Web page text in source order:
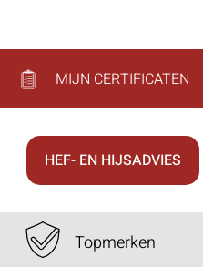
MIJN CERTIFICATEN
HEF- EN HIJSADVIES
Topmerken